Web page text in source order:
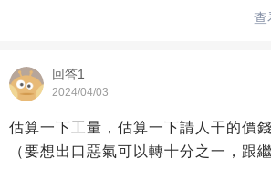
查
回答1
2024/04/03
估算一下工量，估算一下請人干的價
（要想出口惡氣可以轉十分之一，跟